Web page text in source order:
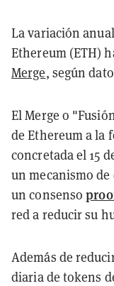
La variación
Ethereum (ETH)
Merge, según
El Merge o
de Ethereum a la
concretada el 15
un mecanismo de
un consenso
red a reducir su
Además de
diaria de tokens